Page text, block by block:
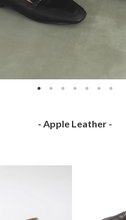
- Apple Leather -